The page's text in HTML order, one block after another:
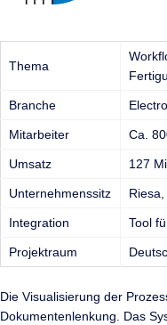
Thema
Branche
Mitarbeiter Ca.
Umsatz 127
Unternehmenssitz
Integration Tool
Projektraum
Die Visualisierung der
Dokumentenlenkung. Das